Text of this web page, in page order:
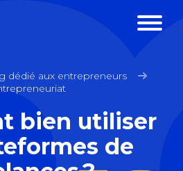
dédié aux entrepreneurs
bien utiliser
de